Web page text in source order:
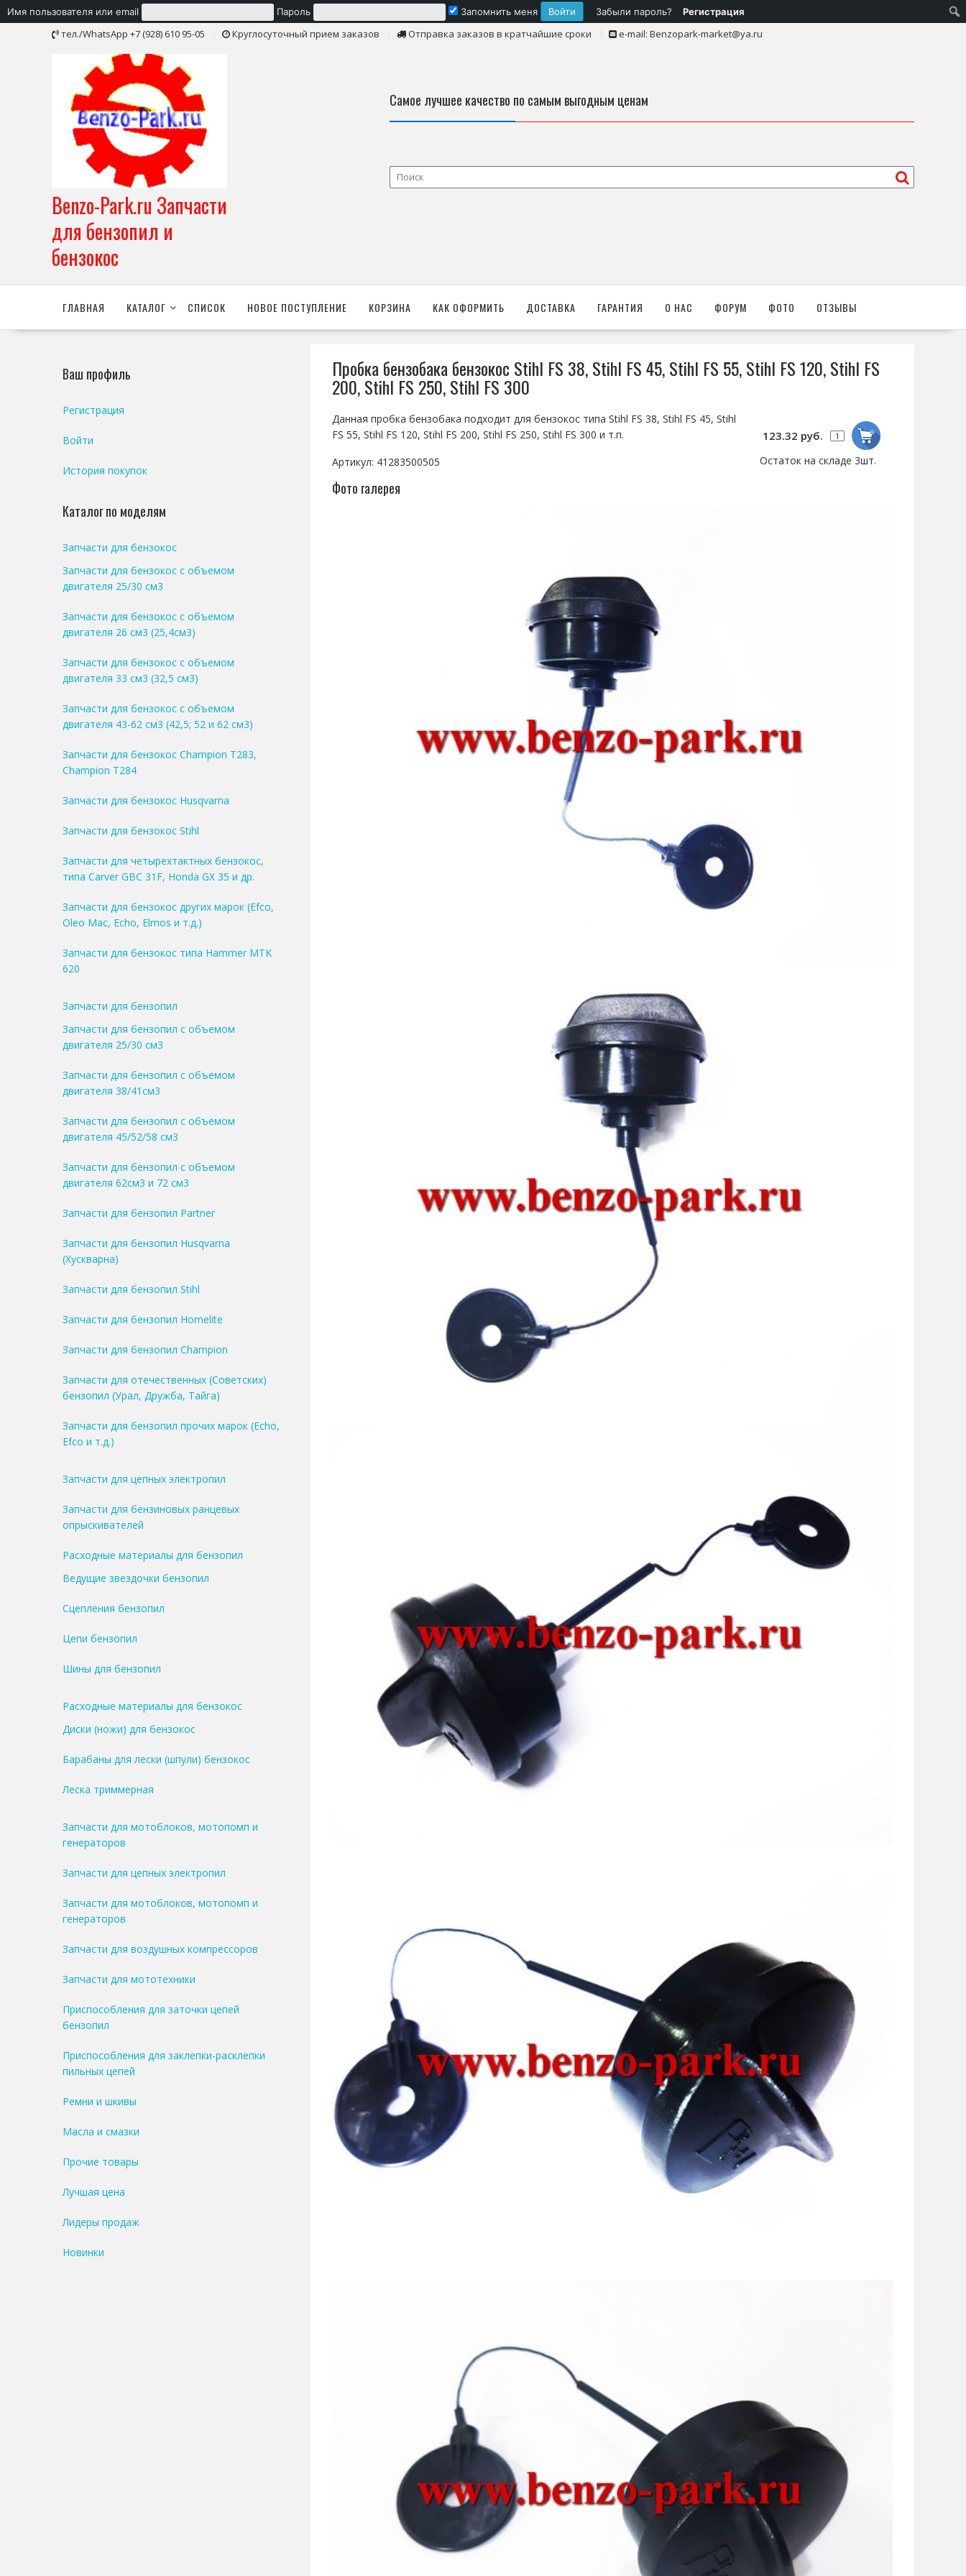
Имя пользователя или email Пароль Запомнить меня Забыли пароль? Регистрация
тел./WhatsApp +7 (928) 610 95-05 Круглосуточный прием заказов Отправка заказов в кратчайшие сроки e-mail: Benzopark-market@ya.ru
Benzo-Park.ru Запчасти
для бензопил и
бензокос
Самое лучшее качество по самым выгодным ценам
ГЛАВНАЯ КАТАЛОГ СПИСОК НОВОЕ ПОСТУПЛЕНИЕ КОРЗИНА КАК ОФОРМИТЬ ДОСТАВКА ГАРАНТИЯ О НАС ФОРУМ ФОТО ОТЗЫВЫ
Пробка бензобака бензокос Stihl FS 38, Stihl FS 45, Stihl FS 55, Stihl FS 120, Stihl FS
200, Stihl FS 250, Stihl FS 300
123.32 руб.
Остаток на складе 3шт.
Данная пробка бензобака подходит для бензокос типа Stihl FS 38, Stihl FS 45, Stihl
FS 55, Stihl FS 120, Stihl FS 200, Stihl FS 250, Stihl FS 300 и т.п.
Артикул: 41283500505
Фото галерея
Ваш профиль
Регистрация
Войти
История покупок
Каталог по моделям
Запчасти для бензокос
Запчасти для бензокос с объемом
двигателя 25/30 см3
Запчасти для бензокос с объемом
двигателя 26 см3 (25,4см3)
Запчасти для бензокос с объемом
двигателя 33 см3 (32,5 см3)
Запчасти для бензокос с объемом
двигателя 43-62 см3 (42,5; 52 и 62 см3)
Запчасти для бензокос Champion T283,
Champion T284
Запчасти для бензокос Husqvarna
Запчасти для бензокос Stihl
Запчасти для четырехтактных бензокос,
типа Carver GBC 31F, Honda GX 35 и др.
Запчасти для бензокос других марок (Efco,
Oleo Mac, Echo, Elmos и т.д.)
Запчасти для бензокос типа Hammer MTK
620
Запчасти для бензопил
Запчасти для бензопил с объемом
двигателя 25/30 см3
Запчасти для бензопил с объемом
двигателя 38/41см3
Запчасти для бензопил с объемом
двигателя 45/52/58 см3
Запчасти для бензопил с объемом
двигателя 62см3 и 72 см3
Запчасти для бензопил Partner
Запчасти для бензопил Husqvarna
(Хускварна)
Запчасти для бензопил Stihl
Запчасти для бензопил Homelite
Запчасти для бензопил Champion
Запчасти для отечественных (Советских)
бензопил (Урал, Дружба, Тайга)
Запчасти для бензопил прочих марок (Echo,
Efco и т.д.)
Запчасти для цепных электропил
Запчасти для бензиновых ранцевых
опрыскивателей
Расходные материалы для бензопил
Ведущие звездочки бензопил
Сцепления бензопил
Цепи бензопил
Шины для бензопил
Расходные материалы для бензокос
Диски (ножи) для бензокос
Барабаны для лески (шпули) бензокос
Леска триммерная
Запчасти для мотоблоков, мотопомп и
генераторов
Запчасти для цепных электропил
Запчасти для мотоблоков, мотопомп и
генераторов
Запчасти для воздушных компрессоров
Запчасти для мототехники
Приспособления для заточки цепей
бензопил
Приспособления для заклепки-расклепки
пильных цепей
Ремни и шкивы
Масла и смазки
Прочие товары
Лучшая цена
Лидеры продаж
Новинки